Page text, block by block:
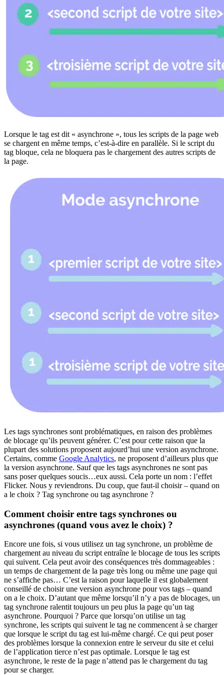
Lorsque le tag est dit « asynchrone », tous les scripts de la page web
se chargent en même temps, c’est-à-dire en parallèle. Si le script du
tag bloque, cela ne bloquera pas le chargement des autres scripts de
la page.
Les tags synchrones sont problématiques, en raison des problèmes
de blocage qu’ils peuvent générer. C’est pour cette raison que la
plupart des solutions proposent aujourd’hui une version asynchrone.
Certains, comme Google Analytics, ne proposent d’ailleurs plus que
la version asynchrone. Sauf que les tags asynchrones ne sont pas
sans poser quelques soucis…eux aussi. Cela porte un nom : l’effet
Flicker. Nous y reviendrons. Du coup, que faut-il choisir – quand on
a le choix ? Tag synchrone ou tag asynchrone ?
Comment choisir entre tags synchrones ou
asynchrones (quand vous avez le choix) ?
Encore une fois, si vous utilisez un tag synchrone, un problème de
chargement au niveau du script entraîne le blocage de tous les scripts
qui suivent. Cela peut avoir des conséquences très dommageables :
un temps de chargement de la page très long ou même une page qui
ne s’affiche pas… C’est la raison pour laquelle il est globalement
conseillé de choisir une version asynchrone pour vos tags – quand
on a le choix. D’autant que même lorsqu’il n’y a pas de blocages, un
tag synchrone ralentit toujours un peu plus la page qu’un tag
asynchrone. Pourquoi ? Parce que lorsqu’on utilise un tag
synchrone, les scripts qui suivent le tag ne commencent à se charger
que lorsque le script du tag est lui-même chargé. Ce qui peut poser
des problèmes lorsque la connexion entre le serveur du site et celui
de l’application tierce n’est pas optimale. Lorsque le tag est
asynchrone, le reste de la page n’attend pas le chargement du tag
pour se charger.